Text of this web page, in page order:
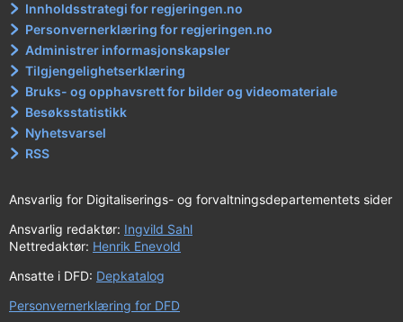
Innholdsstrategi for regjeringen.no
Personvernerklæring for regjeringen.no
Administrer informasjonskapsler
Tilgjengelighetserklæring
Bruks- og opphavsrett for bilder og videomateriale
Besøksstatistikk
Nyhetsvarsel
RSS
Ansvarlig for Digitaliserings- og forvaltningsdepartementets sider
Ansvarlig redaktør: Ingvild Sahl
Nettredaktør: Henrik Enevold
Ansatte i DFD: Depkatalog
Personvernerklæring for DFD